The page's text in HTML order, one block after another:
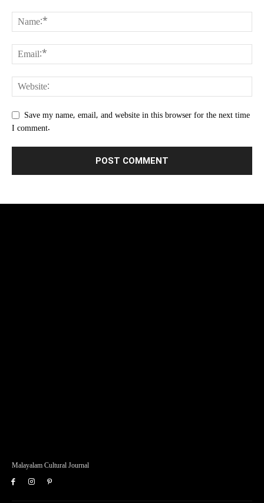
Save my name, email, and website in this browser for the next time
I comment.
Malayalam Cultural Journal